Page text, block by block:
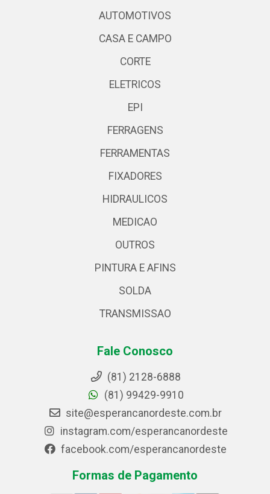
AUTOMOTIVOS
CASA E CAMPO
CORTE
ELETRICOS
EPI
FERRAGENS
FERRAMENTAS
FIXADORES
HIDRAULICOS
MEDICAO
OUTROS
PINTURA E AFINS
SOLDA
TRANSMISSAO
Fale Conosco
(81) 2128-6888
(81) 99429-9910
site@esperancanordeste.com.br
instagram.com/esperancanordeste
facebook.com/esperancanordeste
Formas de Pagamento